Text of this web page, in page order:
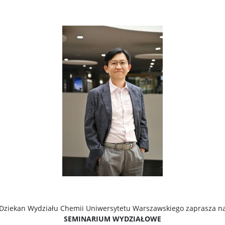
Dziekan Wydziału Chemii Uniwersytetu Warszawskiego zaprasza
SEMINARIUM WYDZIAŁOWE